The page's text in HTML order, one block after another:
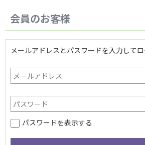
会員のお客様
メールアドレスとパスワードを入力してロ
パスワードを表示する